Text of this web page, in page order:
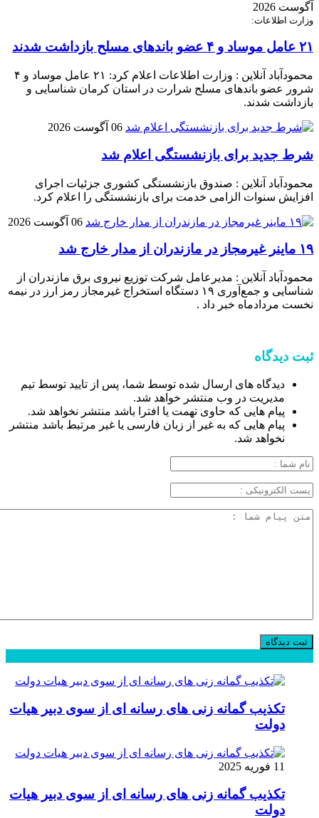
آگوست 2026
وزارت اطلاعات:
۲۱ عامل موساد و ۴ عضو باند‌های مسلح بازداشت شدند
محمودآباد آنلاین : وزارت اطلاعات اعلام کرد: ۲۱ عامل موساد و ۴
شرور عضو باند‌های مسلح شرارت در استان کرمان شناسایی و
بازداشت شدند.
06 آگوست 2026
شرط جدید برای بازنشستگی اعلام شد
محمودآباد آنلاین : صندوق بازنشستگی کشوری جزئیات اجرای
افزایش سنوات الزامی خدمت برای بازنشستگی را اعلام کرد.
06 آگوست 2026
۱۹ ماینر غیرمجاز در مازندران از مدار خارج شد
محمودآباد آنلاین : مدیرعامل شرکت توزیع نیروی برق مازندران از
شناسایی و جمع‌آوری ۱۹ دستگاه استخراج غیرمجاز رمز ارز در نیمه
نخست مردادماه خبر داد .
ثبت دیدگاه
دیدگاه های ارسال شده توسط شما، پس از تایید توسط تیم
مدیریت در وب منتشر خواهد شد.
پیام هایی که حاوی تهمت یا افترا باشد منتشر نخواهد شد.
پیام هایی که به غیر از زبان فارسی یا غیر مرتبط باشد منتشر
نخواهد شد.
تکذیب گمانه زنی های رسانه ای از سوی دبیر هیات
دولت
11 فوریه 2025
تکذیب گمانه زنی های رسانه ای از سوی دبیر هیات
دولت